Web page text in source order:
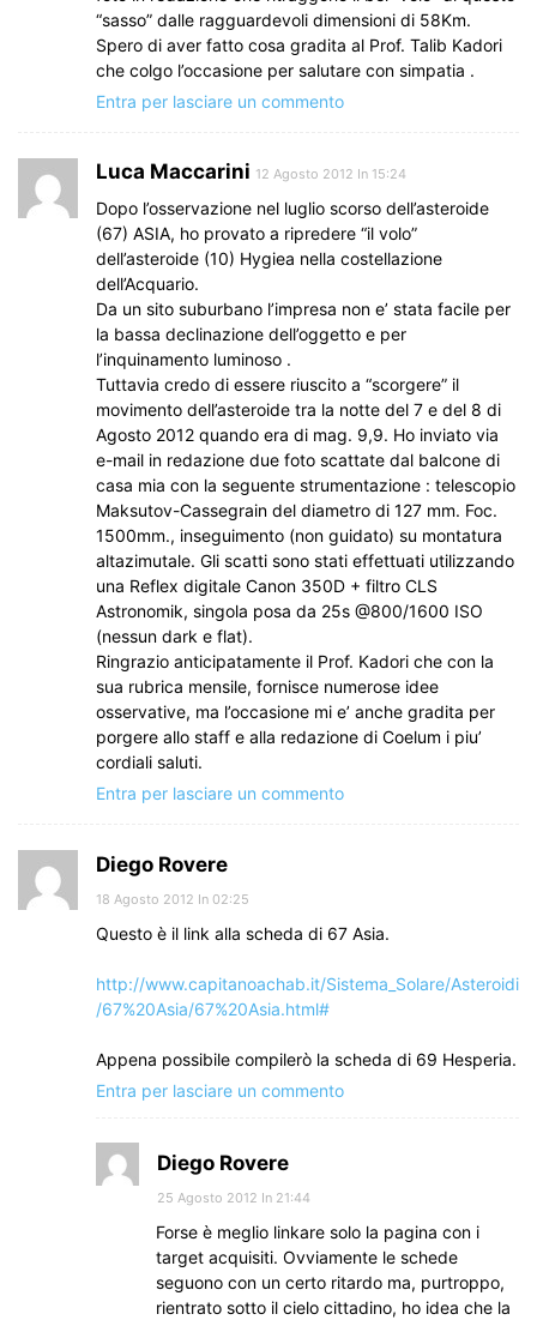
“sasso” dalle ragguardevoli dimensioni di 58Km.
Spero di aver fatto cosa gradita al Prof. Talib Kadori
che colgo l’occasione per salutare con simpatia .
Entra per lasciare un commento
Luca Maccarini 12 Agosto 2012 In 15:24
Dopo l’osservazione nel luglio scorso dell’asteroide
(67) ASIA, ho provato a ripredere “il volo”
dell’asteroide (10) Hygiea nella costellazione
dell’Acquario.
Da un sito suburbano l’impresa non e’ stata facile per
la bassa declinazione dell’oggetto e per
l’inquinamento luminoso .
Tuttavia credo di essere riuscito a “scorgere” il
movimento dell’asteroide tra la notte del 7 e del 8 di
Agosto 2012 quando era di mag. 9,9. Ho inviato via
e-mail in redazione due foto scattate dal balcone di
casa mia con la seguente strumentazione : telescopio
Maksutov-Cassegrain del diametro di 127 mm. Foc.
1500mm., inseguimento (non guidato) su montatura
altazimutale. Gli scatti sono stati effettuati utilizzando
una Reflex digitale Canon 350D + filtro CLS
Astronomik, singola posa da 25s @800/1600 ISO
(nessun dark e flat).
Ringrazio anticipatamente il Prof. Kadori che con la
sua rubrica mensile, fornisce numerose idee
osservative, ma l’occasione mi e’ anche gradita per
porgere allo staff e alla redazione di Coelum i piu’
cordiali saluti.
Entra per lasciare un commento
Diego Rovere
18 Agosto 2012 In 02:25
Questo è il link alla scheda di 67 Asia.
http://www.capitanoachab.it/Sistema_Solare/Asteroidi
/67%20Asia/67%20Asia.html#
Appena possibile compilerò la scheda di 69 Hesperia.
Entra per lasciare un commento
Diego Rovere
25 Agosto 2012 In 21:44
Forse è meglio linkare solo la pagina con i
target acquisiti. Ovviamente le schede
seguono con un certo ritardo ma, purtroppo,
rientrato sotto il cielo cittadino, ho idea che la